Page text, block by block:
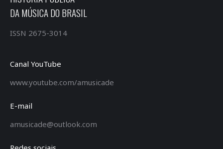
DA MÚSICA DO BRASIL
ISSN 2675-3014
Canal YouTube
www.youtube.com/amusicade
E-mail
amusicade@outlook.com